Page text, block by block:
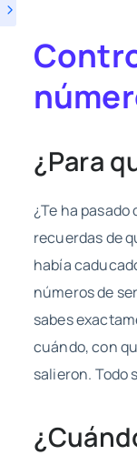
¿Para
¿Te ha
recuerdas de
había
números de
sabes
cuándo, con
salieron. Todo